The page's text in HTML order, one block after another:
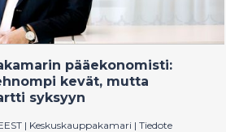
pääekonomisti:
kevät, mutta
syksyyn
| Keskuskauppakamari | Tiedote